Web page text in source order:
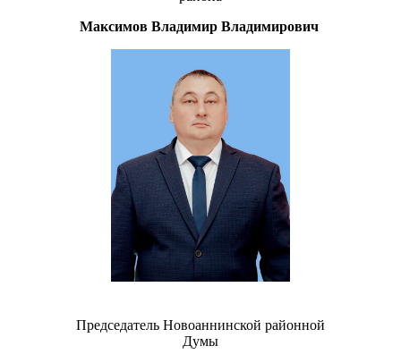
Максимов Владимир Владимирович
Председатель Новоаннинской районной
Думы